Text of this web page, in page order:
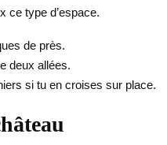
ce type d’espace.
de près.
deux allées.
si tu en croises sur place.